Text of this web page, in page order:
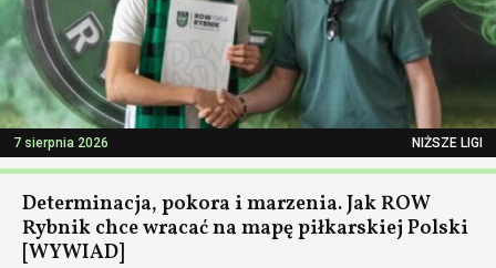
7 sierpnia 2026 NIŻSZE LIGI
Determinacja, pokora i marzenia. Jak ROW
Rybnik chce wracać na mapę piłkarskiej Polski
[WYWIAD]